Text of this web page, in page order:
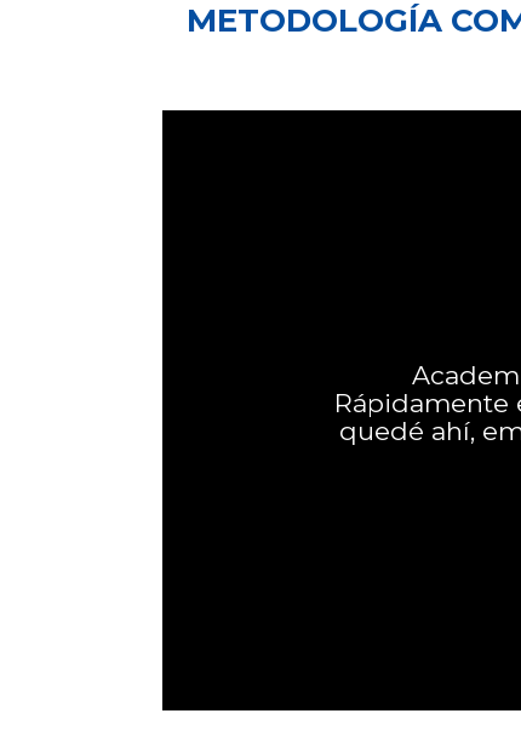
METODOLOGÍA
Rápidamente
quedé ahí,